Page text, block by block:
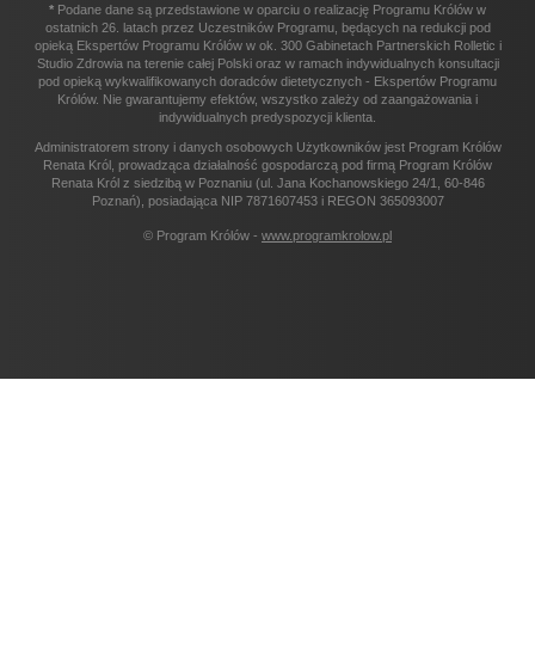
* Podane dane są przedstawione w oparciu o realizację Programu Królów w
ostatnich 26. latach przez Uczestników Programu, będących na redukcji pod
opieką Ekspertów Programu Królów w ok. 300 Gabinetach Partnerskich Rolletic i
Studio Zdrowia na terenie całej Polski oraz w ramach indywidualnych konsultacji
pod opieką wykwalifikowanych doradców dietetycznych - Ekspertów Programu
Królów. Nie gwarantujemy efektów, wszystko zależy od zaangażowania i
indywidualnych predyspozycji klienta.
Administratorem strony i danych osobowych Użytkowników jest Program Królów
Renata Król, prowadząca działalność gospodarczą pod firmą Program Królów
Renata Król z siedzibą w Poznaniu (ul. Jana Kochanowskiego 24/1, 60-846
Poznań), posiadająca NIP 7871607453 i REGON 365093007
© Program Królów - www.programkrolow.pl